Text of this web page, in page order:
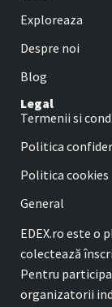
Exploreaza
Despre noi
Blog
Legal
Termenii si
Politica
Politica cookies
General
EDEX.ro este o
colectează
Pentru
organizatorii